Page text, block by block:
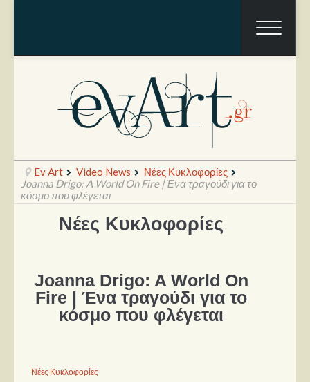
Ραπόρτο
Θέατρο
Συνεντεύξεις
Δίσκοι
Ev Art Video News
Νέες Κυκλοφορίες
Joanna Drigo: A World On Fire | Ένα τραγούδι για το
κόσμο που φλέγεται
Νέες Κυκλοφορίες
Joanna Drigo: A World On
Fire | Ένα τραγούδι για το
κόσμο που φλέγεται
Νέες Κυκλοφορίες